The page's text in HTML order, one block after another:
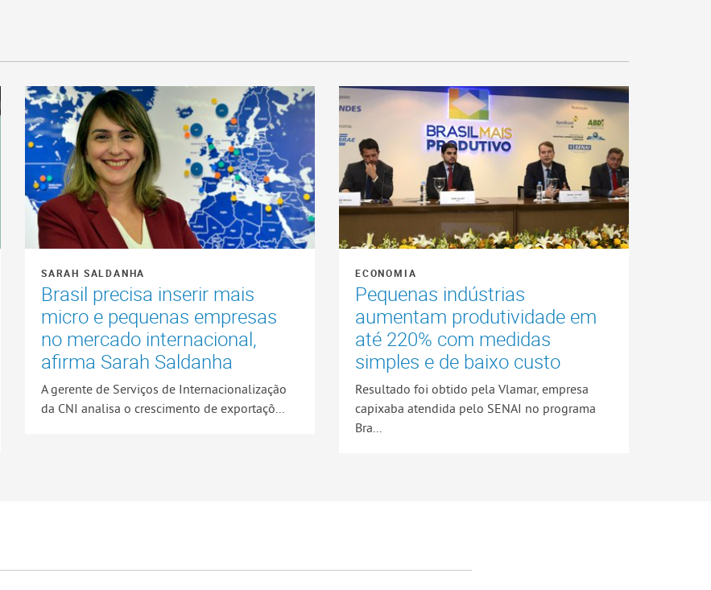
SARAH SALDANHA
Brasil precisa inserir mais
micro e pequenas empresas
no mercado internacional,
afirma Sarah Saldanha
A gerente de Serviços de Internacionalização
da CNI analisa o crescimento de exportaçõ...
ECONOMIA
Pequenas indústrias
aumentam produtividade em
até 220% com medidas
simples e de baixo custo
Resultado foi obtido pela Vlamar, empresa
capixaba atendida pelo SENAI no programa
Bra...